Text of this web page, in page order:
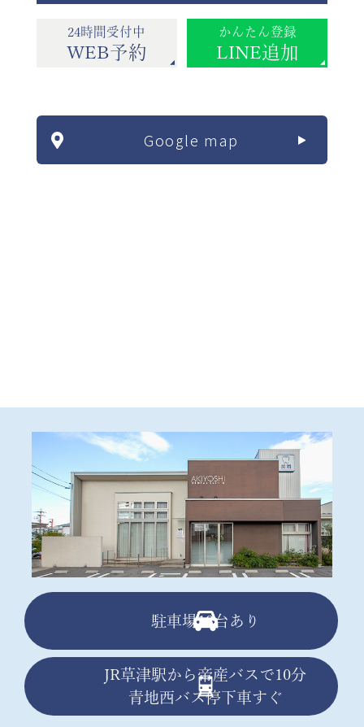
24時間受付中
WEB予約
かんたん登録
LINE追加
Google map
駐車場13台あり
JR草津駅から帝産バスで10分
青地西バス停下車すぐ